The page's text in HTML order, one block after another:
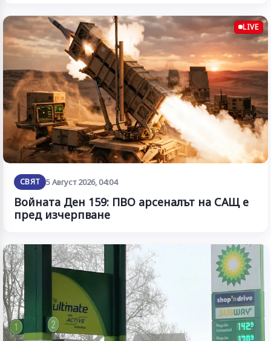
LIVE
СВЯТ 5 Август 2026, 04:04
Войната Ден 159: ПВО арсеналът на САЩ е
пред изчерпване